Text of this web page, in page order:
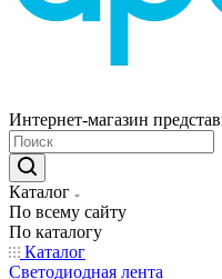
Интернет-магазин
Каталог
По всему сайту
По каталогу
Каталог
Светодиодная лента